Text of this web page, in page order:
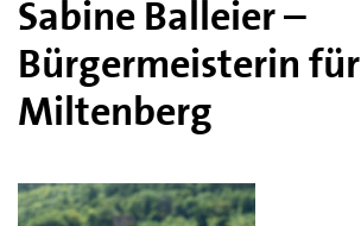
Sabine Balleier –
Bürgermeisterin für
Miltenberg